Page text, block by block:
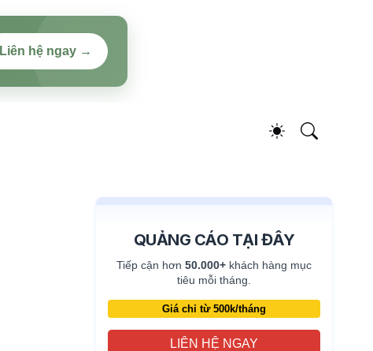
Liên hệ ngay →
QUẢNG CÁO TẠI ĐÂY
Tiếp cận hơn 50.000+ khách hàng mục
tiêu mỗi tháng.
Giá chỉ từ 500k/tháng
LIÊN HỆ NGAY